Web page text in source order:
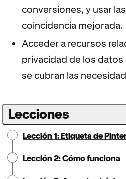
conversiones, y usar
coincidencia mejorada.
Acceder a recursos
privacidad de los datos
se cubran las
Lecciones
Lección 1: Etiqueta de
Lección 2: Cómo funciona